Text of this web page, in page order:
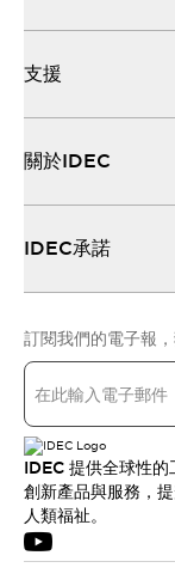
支援
關於IDEC
IDEC承諾
訂閱我們的電子報
IDEC 提供全球性
創新產品與服務，
人類福祉。